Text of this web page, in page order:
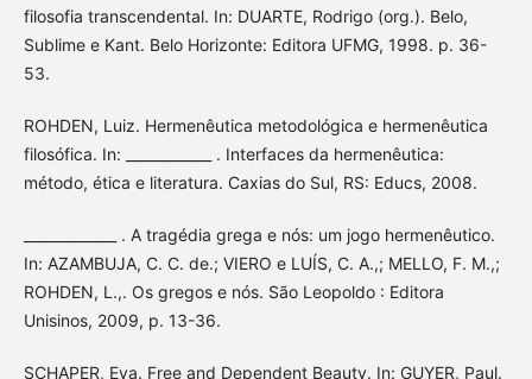
filosofia transcendental. In: DUARTE, Rodrigo (org.). Belo,
Sublime e Kant. Belo Horizonte: Editora UFMG, 1998. p. 36-
53.
ROHDEN, Luiz. Hermenêutica metodológica e hermenêutica
filosófica. In: ____________ . Interfaces da hermenêutica:
método, ética e literatura. Caxias do Sul, RS: Educs, 2008.
_____________ . A tragédia grega e nós: um jogo hermenêutico.
In: AZAMBUJA, C. C. de.; VIERO e LUÍS, C. A.,; MELLO, F. M.,;
ROHDEN, L.,. Os gregos e nós. São Leopoldo : Editora
Unisinos, 2009, p. 13-36.
SCHAPER, Eva. Free and Dependent Beauty. In: GUYER, Paul.